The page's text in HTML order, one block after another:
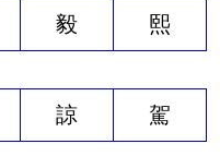
毅 熙
諒 駕